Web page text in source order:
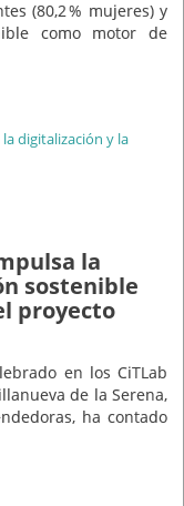
(80,2 % mujeres) y
como motor de
la
sostenible
proyecto
en los CiTLab
de la Serena,
ha contado